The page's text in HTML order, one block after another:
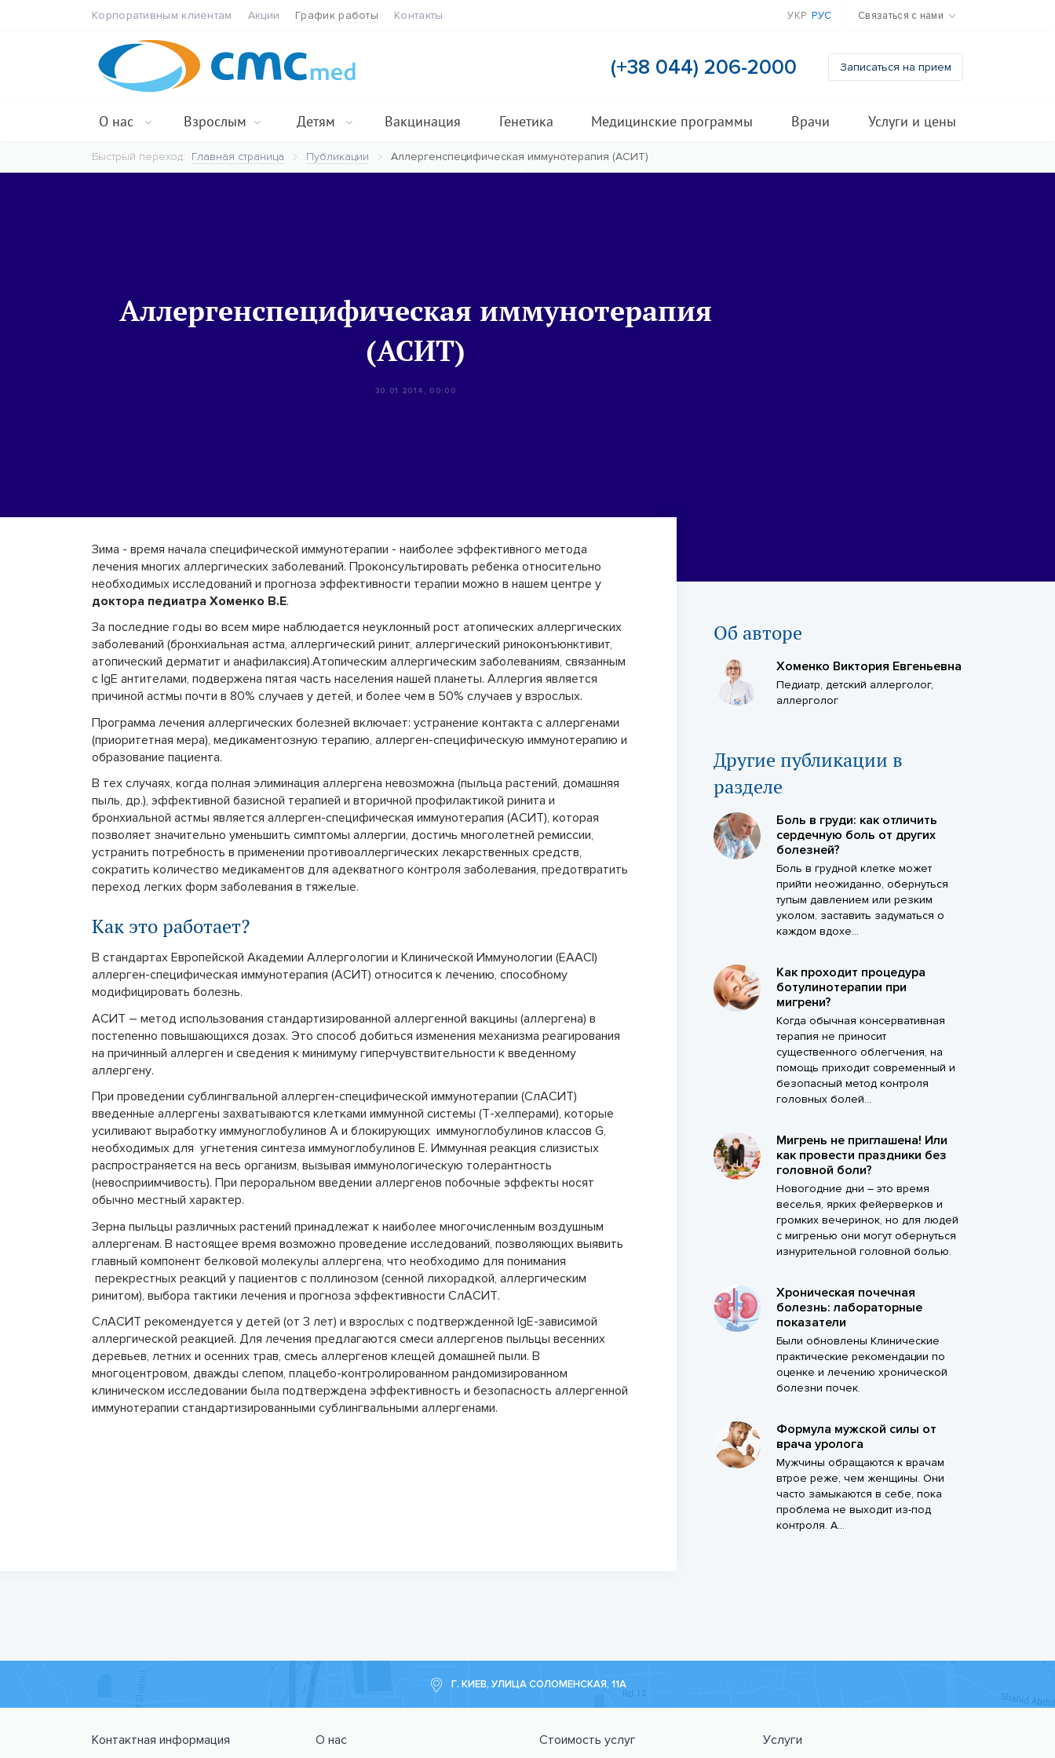
Корпоративным клиентам Акции График работы Контакты УКР РУС Связаться с нами
(+38 044) 206-2000 Записаться на прием
О нас Взрослым Детям Вакцинация Генетика Медицинские программы Врачи Услуги и цены
Быстрый переход: Главная страница Публикации Аллергенспецифическая иммунотерапия (АСИТ)
Аллергенспецифическая иммунотерапия
(АСИТ)
30.01.2014, 00:00
Зима - время начала специфической иммунотерапии - наиболее эффективного метода
лечения многих аллергических заболеваний. Проконсультировать ребенка относительно
необходимых исследований и прогноза эффективности терапии можно в нашем центре у
доктора педиатра Хоменко В.Е.
За последние годы во всем мире наблюдается неуклонный рост атопических аллергических
заболеваний (бронхиальная астма, аллергический ринит, аллергический риноконъюнктивит,
атопический дерматит и анафилаксия).Атопическим аллергическим заболеваниям, связанным
с IgE антителами, подвержена пятая часть населения нашей планеты. Аллергия является
причиной астмы почти в 80% случаев у детей, и более чем в 50% случаев у взрослых.
Программа лечения аллергических болезней включает: устранение контакта с аллергенами
(приоритетная мера), медикаментозную терапию, аллерген-специфическую иммунотерапию и
образование пациента.
В тех случаях, когда полная элиминация аллергена невозможна (пыльца растений, домашняя
пыль, др.), эффективной базисной терапией и вторичной профилактикой ринита и
бронхиальной астмы является аллерген-специфическая иммунотерапия (АСИТ), которая
позволяет значительно уменьшить симптомы аллергии, достичь многолетней ремиссии,
устранить потребность в применении противоаллергических лекарственных средств,
сократить количество медикаментов для адекватного контроля заболевания, предотвратить
переход легких форм заболевания в тяжелые.
Как это работает?
В стандартах Европейской Академии Аллергологии и Клинической Иммунологии (EAACI)
аллерген-специфическая иммунотерапия (АСИТ) относится к лечению, способному
модифицировать болезнь.
АСИТ – метод использования стандартизированной аллергенной вакцины (аллергена) в
постепенно повышающихся дозах. Это способ добиться изменения механизма реагирования
на причинный аллерген и сведения к минимуму гиперчувствительности к введенному
аллергену.
При проведении сублингвальной аллерген-специфической иммунотерапии (СлАСИТ)
введенные аллергены захватываются клетками иммунной системы (Т-хелперами), которые
усиливают выработку иммуноглобулинов A и блокирующих иммуноглобулинов классов G,
необходимых для угнетения синтеза иммуноглобулинов Е. Иммунная реакция слизистых
распространяется на весь организм, вызывая иммунологическую толерантность
(невосприимчивость). При пероральном введении аллергенов побочные эффекты носят
обычно местный характер.
Зерна пыльцы различных растений принадлежат к наиболее многочисленным воздушным
аллергенам. В настоящее время возможно проведение исследований, позволяющих выявить
главный компонент белковой молекулы аллергена, что необходимо для понимания
перекрестных реакций у пациентов с поллинозом (сенной лихорадкой, аллергическим
ринитом), выбора тактики лечения и прогноза эффективности СлАСИТ.
СлАСИТ рекомендуется у детей (от 3 лет) и взрослых с подтвержденной IgE-зависимой
аллергической реакцией. Для лечения предлагаются смеси аллергенов пыльцы весенних
деревьев, летних и осенних трав, смесь аллергенов клещей домашней пыли. В
многоцентровом, дважды слепом, плацебо-контролированном рандомизированном
клиническом исследовании была подтверждена эффективность и безопасность аллергенной
иммунотерапии стандартизированными сублингвальными аллергенами.
Об авторе
Хоменко Виктория Евгеньевна
Педиатр, детский аллерголог,
аллерголог
Другие публикации в
разделе
Боль в груди: как отличить
сердечную боль от других
болезней?
Боль в грудной клетке может
прийти неожиданно, обернуться
тупым давлением или резким
уколом, заставить задуматься о
каждом вдохе...
Как проходит процедура
ботулинотерапии при
мигрени?
Когда обычная консервативная
терапия не приносит
существенного облегчения, на
помощь приходит современный и
безопасный метод контроля
головных болей...
Мигрень не приглашена! Или
как провести праздники без
головной боли?
Новогодние дни – это время
веселья, ярких фейерверков и
громких вечеринок, но для людей
с мигренью они могут обернуться
изнурительной головной болью.
Хроническая почечная
болезнь: лабораторные
показатели
Были обновлены Клинические
практические рекомендации по
оценке и лечению хронической
болезни почек.
Формула мужской силы от
врача уролога
Мужчины обращаются к врачам
втрое реже, чем женщины. Они
часто замыкаются в себе, пока
проблема не выходит из-под
контроля. А...
Г. КИЕВ, УЛИЦА СОЛОМЕНСКАЯ, 11А
Контактная информация О нас Стоимость услуг Услуги